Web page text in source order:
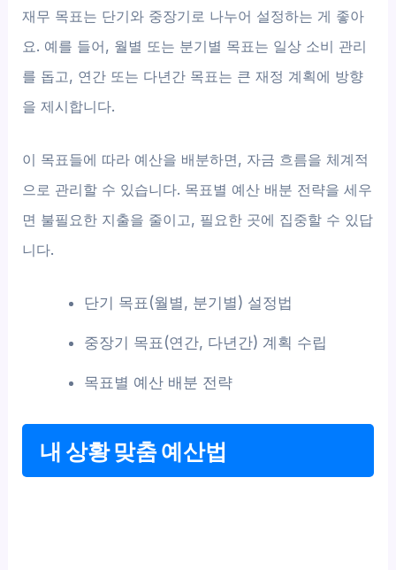
재무 목표는 단기와 중장기로 나누어 설정하는 게 좋아
요. 예를 들어, 월별 또는 분기별 목표는 일상 소비 관리
를 돕고, 연간 또는 다년간 목표는 큰 재정 계획에 방향
을 제시합니다.
이 목표들에 따라 예산을 배분하면, 자금 흐름을 체계적
으로 관리할 수 있습니다. 목표별 예산 배분 전략을 세우
면 불필요한 지출을 줄이고, 필요한 곳에 집중할 수 있답
니다.
단기 목표(월별, 분기별) 설정법
중장기 목표(연간, 다년간) 계획 수립
목표별 예산 배분 전략
내 상황 맞춤 예산법